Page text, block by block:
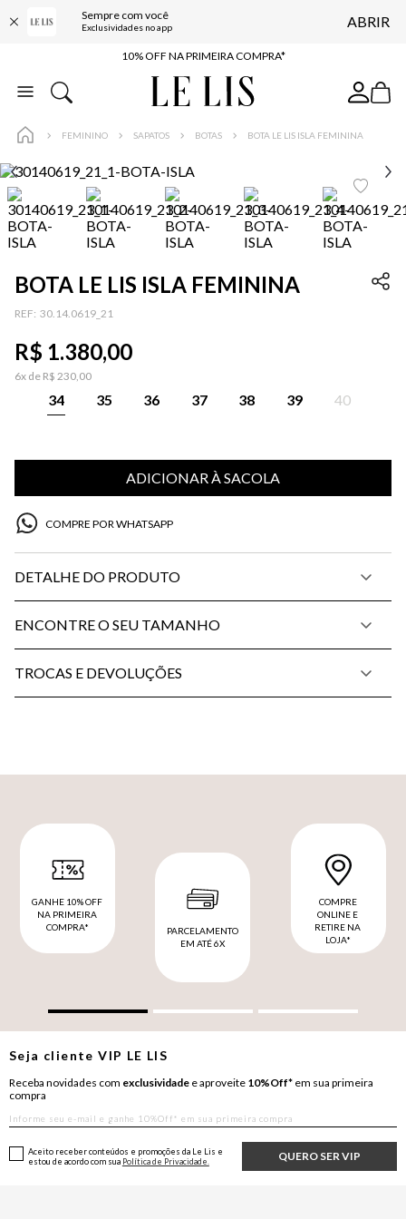
Sempre com você
Exclusividades no app ABRIR
BAIXE O APP
10% OFF NA PRIMEIRA COMPRA*
COMPRE ONLINE E RETIRE EM LOJA*
BAIXE O APP
10% OFF NA PRIMEIRA COMPRA*
FEMININO SAPATOS BOTAS BOTA LE LIS ISLA FEMININA
BOTA LE LIS ISLA FEMININA
: 30.14.0619_21
R$ 1.380,00
6x de R$ 230,00
34 35 36 37 38 39 40
ADICIONAR À SACOLA
COMPRE POR WHATSAPP
DETALHE DO PRODUTO
ENCONTRE O SEU TAMANHO
TROCAS E DEVOLUÇÕES
GANHE 10% OFF
NA PRIMEIRA
COMPRA*
PARCELAMENTO
EM ATÉ 6X
COMPRE
ONLINE E
RETIRE NA
LOJA*
Seja clienteVIP LE LIS
Receba novidades com exclusividade e aproveite 10%Off* em sua primeira
compra
QUERO SER VIP
Aceito receber conteúdos e promoções da Le Lis e
estou de acordo com sua Política de Privacidade.